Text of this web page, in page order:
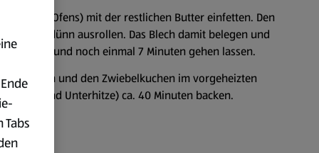
des Ofens) mit der restlichen Butter einfetten. Den
dünn ausrollen. Das Blech damit belegen und
und noch einmal 7 Minuten gehen lassen.
verteilen und den Zwiebelkuchen im vorgeheizten
Ober- und Unterhitze) ca. 40 Minuten backen.